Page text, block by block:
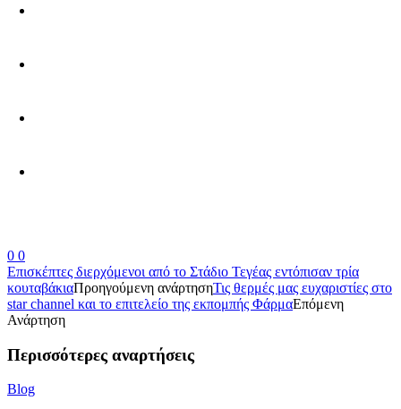
0 0
Επισκέπτες διερχόμενοι από το Στάδιο Τεγέας εντόπισαν τρία
κουταβάκιαΠροηγούμενη ανάρτησηΤις θερμές μας ευχαριστίες στο
star channel και το επιτελείο της εκπομπής ΦάρμαΕπόμενη
Ανάρτηση
Περισσότερες αναρτήσεις
Blog